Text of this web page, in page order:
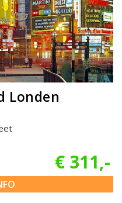
Londen
€ 311,-